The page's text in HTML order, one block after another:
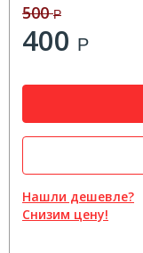
500Р
400 Р
Нашли дешевле?
Снизим цену!